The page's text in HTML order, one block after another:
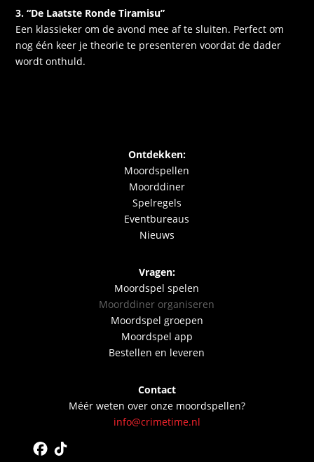
3. “De Laatste Ronde Tiramisu”
Een klassieker om de avond mee af te sluiten. Perfect om
nog één keer je theorie te presenteren voordat de dader
wordt onthuld.
Ontdekken:
Moordspellen
Moorddiner
Spelregels
Eventbureaus
Nieuws
Vragen:
Moordspel spelen
Moorddiner organiseren
Moordspel groepen
Moordspel app
Bestellen en leveren
Contact
Méér weten over onze moordspellen?
info@crimetime.nl